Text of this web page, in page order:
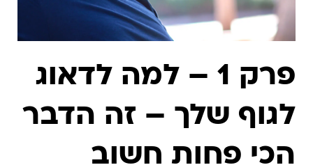
פרק 1 – למה לדאוג
לגוף שלך – זה הדבר
הכי פחות חשוב